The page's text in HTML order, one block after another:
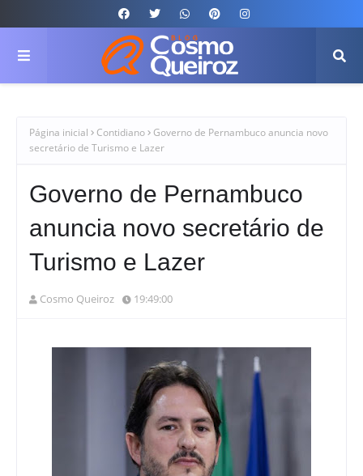
Página inicial Contidiano
Governo de Pernambuco anuncia novo
secretário de Turismo e Lazer
Governo de Pernambuco
anuncia novo secretário de
Turismo e Lazer
Cosmo Queiroz 19:49:00